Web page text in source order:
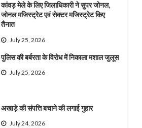
कांवड़ मेले के लिए जिलाधिकारी ने सुपर जोनल,
जोनल मजिस्ट्रेट एवं सेक्टर मजिस्ट्रेट किए
तैनात
July 25, 2026
पुलिस की बर्बरता के विरोध में निकाला मशाल जुलूस
July 25, 2026
अखाड़े की संपत्ति बचाने की लगाई गुहार
July 24, 2026